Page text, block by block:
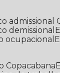
admissional
demissional
ocupacional
Copacabana